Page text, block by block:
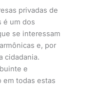
privadas de
é um dos
se interessam
e, por
cidadania.
e
em todas estas